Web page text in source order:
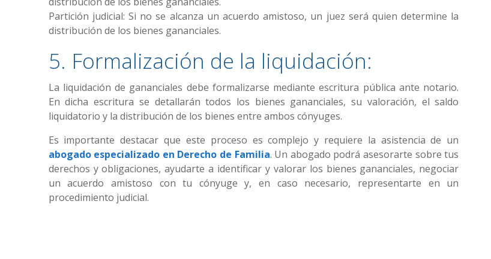
Partición judicial: Si no se alcanza un acuerdo amistoso, un juez será quien determine la
distribución de los bienes gananciales.
5. Formalización de la liquidación:
La liquidación de gananciales debe formalizarse mediante escritura pública ante notario.
En dicha escritura se detallarán todos los bienes gananciales, su valoración, el saldo
liquidatorio y la distribución de los bienes entre ambos cónyuges.
Es importante destacar que este proceso es complejo y requiere la asistencia de un
abogado especializado en Derecho de Familia. Un abogado podrá asesorarte sobre tus
derechos y obligaciones, ayudarte a identificar y valorar los bienes gananciales, negociar
un acuerdo amistoso con tu cónyuge y, en caso necesario, representarte en un
procedimiento judicial.